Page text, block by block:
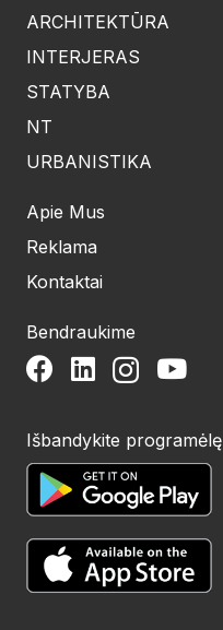
ARCHITEKTŪRA
INTERJERAS
STATYBA
NT
URBANISTIKA
Apie Mus
Reklama
Kontaktai
Bendraukime
Išbandykite programėlę